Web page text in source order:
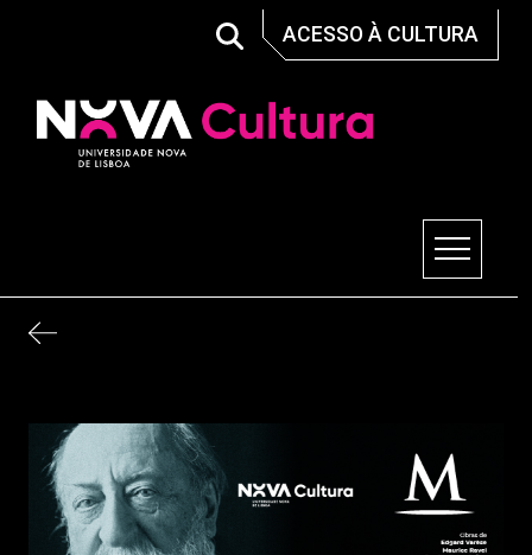
ACESSO À CULTURA